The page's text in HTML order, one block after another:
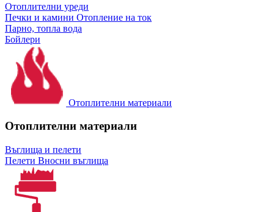
Отоплителни уреди
Печки и камини Отопление на ток
Парно, топла вода
Бойлери
Отоплителни материали
Отоплителни материали
Въглища и пелети
Пелети Вносни въглища